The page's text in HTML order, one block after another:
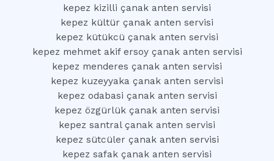
kepez kizilli çanak anten servisi
kepez kültür çanak anten servisi
kepez kütükcü çanak anten servisi
kepez mehmet akif ersoy çanak anten servisi
kepez menderes çanak anten servisi
kepez kuzeyyaka çanak anten servisi
kepez odabasi çanak anten servisi
kepez özgürlük çanak anten servisi
kepez santral çanak anten servisi
kepez sütcüler çanak anten servisi
kepez safak çanak anten servisi